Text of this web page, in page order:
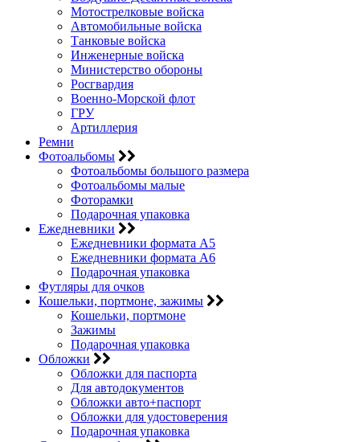
Мотострелковые войска
Автомобильные войска
Танковые войска
Инженерные войска
Министерство обороны
Росгвардия
Военно-Морской флот
ГРУ
Артиллерия
Ремни
Фотоальбомы
Фотоальбомы большого размера
Фотоальбомы малые
Фоторамки
Подарочная упаковка
Ежедневники
Ежедневники формата А5
Ежедневники формата А6
Подарочная упаковка
Футляры для очков
Кошельки, портмоне, зажимы
Кошельки, портмоне
Зажимы
Подарочная упаковка
Обложки
Обложки для паспорта
Для автодокументов
Обложки авто+паспорт
Обложки для удостоверения
Подарочная упаковка